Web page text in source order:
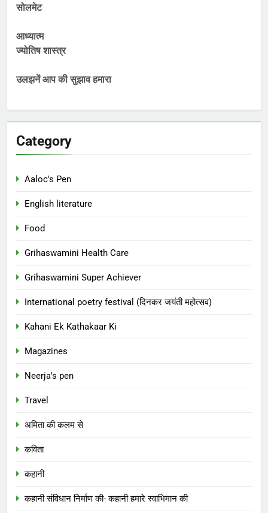
सोलमेट
आध्यात्म
ज्योतिष शास्त्र
उलझनें आप की सुझाव हमारा
Category
Aaloc's Pen
English literature
Food
Grihaswamini Health Care
Grihaswamini Super Achiever
International poetry festival (दिनकर जयंती महोत्सव)
Kahani Ek Kathakaar Ki
Magazines
Neerja's pen
Travel
अमिता की कलम से
कविता
कहानी
कहानी संविधान निर्माण की- कहानी हमारे स्वाभिमान की